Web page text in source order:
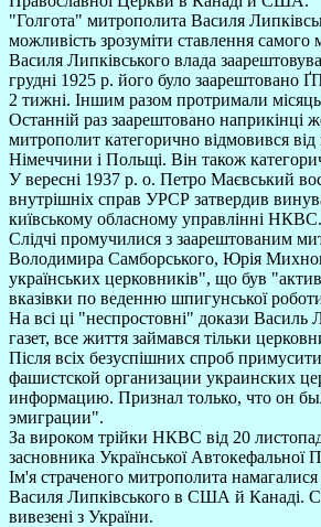
"Голгота" митрополита Василя
можливість зрозуміти ставлення самого
Василя Липківського влада
грудні 1925 р. його було
2 тижні. Іншим разом протримали
Останній раз заарештовано наприкінці
митрополит категорично відмовився
Німеччини і Польщі. Він також
У вересні 1937 р. о. Петро Маєвський
внутрішніх справ УРСР затвердив
київському обласному управлінні НКВС.
Слідчі промучилися з заарештованим
Володимира Самборського, Юрія
українських церковників", що був
вказівки по веденню шпигунської
На всі ці "неспростовні" докази Василь
газет, все життя займався тільки
Після всіх безуспішних спроб
фашистской организации украинских
информацию. Признал только, что он
эмиграции".
За вироком трійки НКВС від 20
засновника Української Автокефальної
Ім'я страченого митрополита
Василя Липківського в США й Канаді.
вивезені з України.